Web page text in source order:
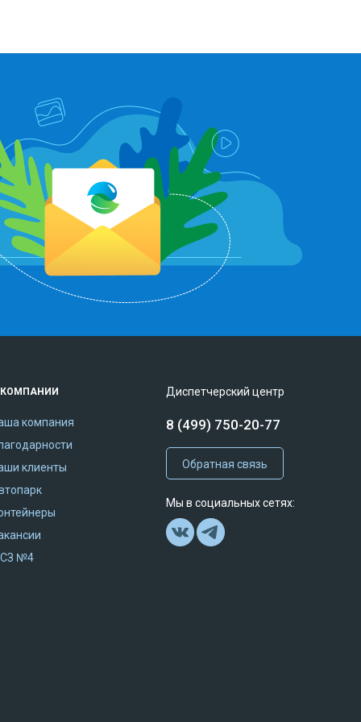
Диспетчерский центр
8 (499) 750-20-77
Обратная связь
Мы в социальных сетях:
компания
клиенты
№4